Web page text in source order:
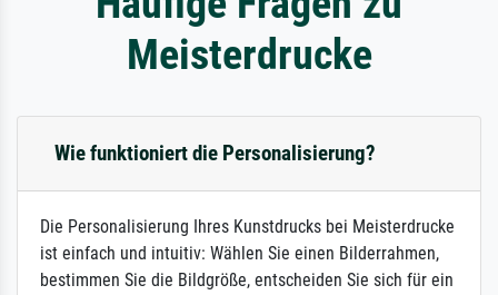
Meisterdrucke
Wie funktioniert die Personalisierung?
Die Personalisierung Ihres Kunstdrucks bei Meisterdrucke
ist einfach und intuitiv: Wählen Sie einen Bilderrahmen,
bestimmen Sie die Bildgröße, entscheiden Sie sich für ein